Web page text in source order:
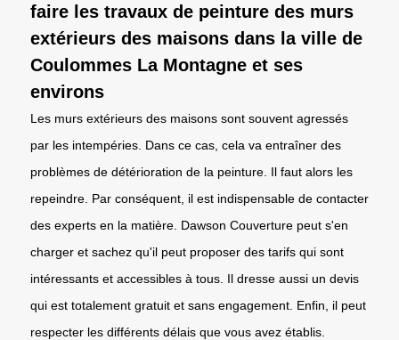
faire les travaux de peinture des murs
extérieurs des maisons dans la ville de
Coulommes La Montagne et ses
environs
Les murs extérieurs des maisons sont souvent agressés
par les intempéries. Dans ce cas, cela va entraîner des
problèmes de détérioration de la peinture. Il faut alors les
repeindre. Par conséquent, il est indispensable de contacter
des experts en la matière. Dawson Couverture peut s'en
charger et sachez qu'il peut proposer des tarifs qui sont
intéressants et accessibles à tous. Il dresse aussi un devis
qui est totalement gratuit et sans engagement. Enfin, il peut
respecter les différents délais que vous avez établis.